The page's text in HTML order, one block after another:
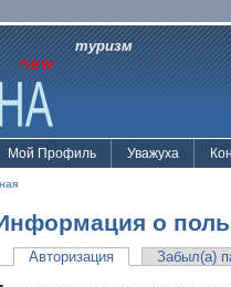
туризм
Мой Профиль Уважуха
о
Авторизация Забыл(а)